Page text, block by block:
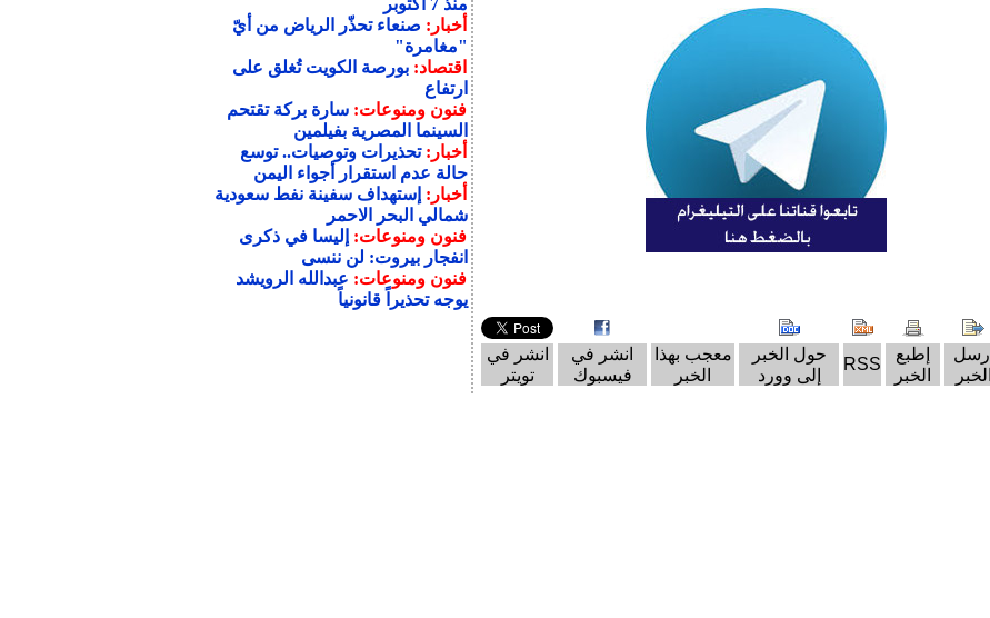
إرسل
الخبر
إطبع
الخبر
RSS
حول الخبر
إلى وورد
معجب بهذا
الخبر
انشر في
فيسبوك
انشر في
تويتر
منذ 7 أكتوبر
أخبار: صنعاء تحذّر الرياض من أيّ
"مغامرة"
اقتصاد:بورصة الكويت تُغلق على
ارتفاع
فنون ومنوعات:سارة بركة تقتحم
السينما المصرية بفيلمين
أخبار:تحذيرات وتوصيات.. توسع
حالة عدم استقرار أجواء اليمن
أخبار: إستهداف سفينة نفط سعودية
شمالي البحر الاحمر
فنون ومنوعات: إليسا في ذكرى
انفجار بيروت: لن ننسى
فنون ومنوعات: عبدالله الرويشد
يوجه تحذيراً قانونياً